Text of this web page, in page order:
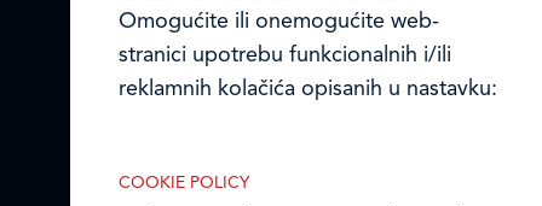
Prodajni centri
COOKIE POLICY
Omogućite ili onemogućite web-
stranici upotrebu funkcionalnih i/ili
reklamnih kolačića opisanih u nastavku: